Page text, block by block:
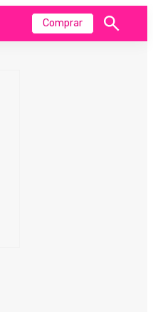
Comprar
Mostrar